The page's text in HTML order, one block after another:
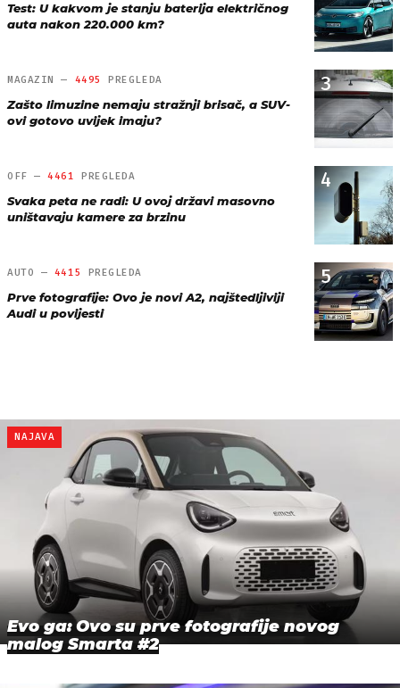
Test: U kakvom je stanju baterija električnog
auta nakon 220.000 km?
3
MAGAZIN — 4495 PREGLEDA
Zašto limuzine nemaju stražnji brisač, a SUV-
ovi gotovo uvijek imaju?
4
OFF —4461 PREGLEDA
Svaka peta ne radi: U ovoj državi masovno
uništavaju kamere za brzinu
5
AUTO — 4415 PREGLEDA
Prve fotografije: Ovo je novi A2, najštedljiviji
Audi u povijesti
NAJAVA
Evo ga: Ovo su prve fotografije novog
malog Smarta #2